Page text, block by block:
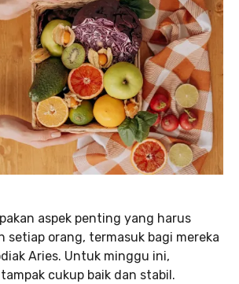
aspek penting yang harus
setiap orang, termasuk bagi mereka
Aries. Untuk minggu ini,
cukup baik dan stabil.